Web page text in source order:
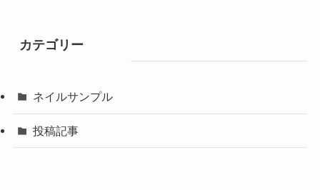
カテゴリー
ネイルサンプル
投稿記事